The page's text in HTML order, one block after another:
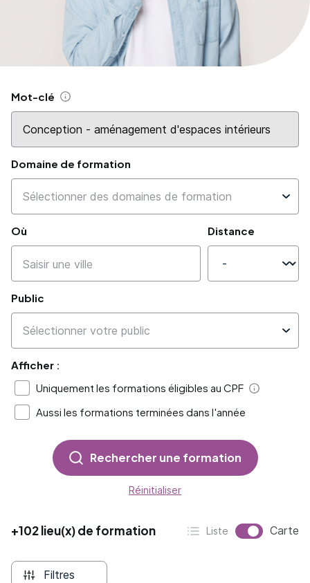
Mot-clé Aide
Domaine de formation
Où Distance
Public
Afficher :
Uniquement les formations éligibles au CPF
Aide
Aussi les formations terminées dans l'année
Rechercher une formation
Réinitialiser
+102 lieu(x) de formation
Affichage :
Liste Carte
Filtres